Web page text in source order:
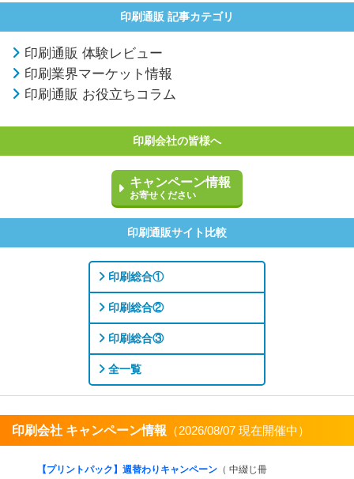
印刷通販 記事カテゴリ
印刷通販 体験レビュー
印刷業界マーケット情報
印刷通販 お役立ちコラム
印刷会社の皆様へ
キャンペーン情報
お寄せください
印刷通販サイト比較
印刷総合①
印刷総合②
印刷総合③
全一覧
印刷会社 キャンペーン情報 （2026/08/07 現在開催中）
【プリントパック】週替わりキャンペーン （ 中綴じ冊